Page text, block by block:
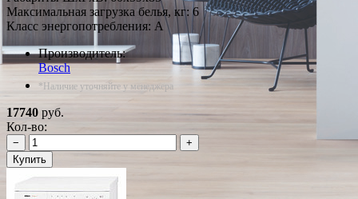
Максимальная загрузка белья, кг: 6
Класс энергопотребления: A
Производитель:
Bosch
*Наличие уточняйте у менеджера
17740 руб.
Кол-во:
−
+
Купить